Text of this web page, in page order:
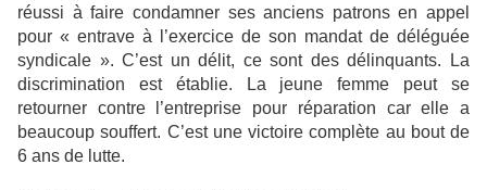
réussi à faire condamner ses anciens patrons en appel
pour « entrave à l’exercice de son mandat de déléguée
syndicale ». C’est un délit, ce sont des délinquants. La
discrimination est établie. La jeune femme peut se
retourner contre l’entreprise pour réparation car elle a
beaucoup souffert. C’est une victoire complète au bout de
6 ans de lutte.